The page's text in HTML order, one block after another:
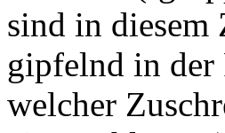
sind in diesem
gipfelnd in der
welcher